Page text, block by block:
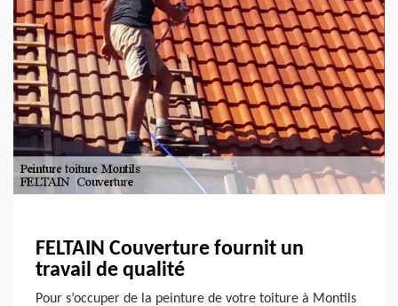
FELTAIN Couverture fournit un
travail de qualité
Pour s’occuper de la peinture de votre toiture à Montils